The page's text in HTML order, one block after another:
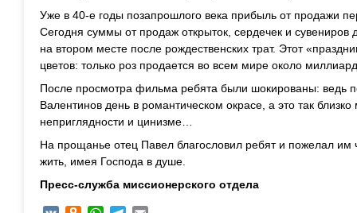
Уже в 40-е годы позапрошлого века прибыль от продажи
Сегодня суммы от продаж открыток, сердечек и сувениров
на втором месте после рождественских трат. Этот
цветов: только роз продается во всем мире около
После просмотра фильма ребята были шокированы: ведь
Валентинов день в романтическом окрасе, а это так
неприглядности и цинизме…
На прощанье отец Павел благословил ребят и пожелал им
жить, имея Господа в душе.
Пресс-служба миссионерского отдела